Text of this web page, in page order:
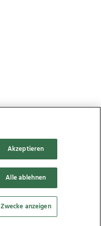
Akzeptieren
Alle ablehnen
Zwecke anzeigen